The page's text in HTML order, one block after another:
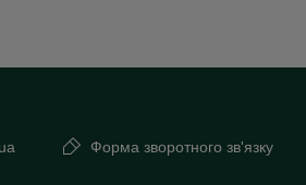
Форма зворотного зв'язку